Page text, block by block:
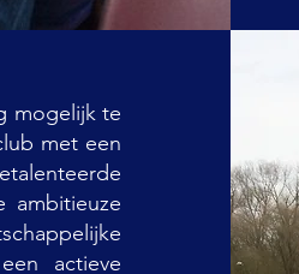
mogelijk te
met een
ambitieuze
actieve